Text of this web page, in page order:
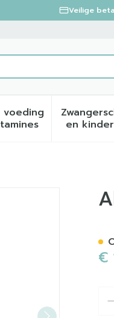
Veilige
Schoonheid,
voeding
Toon submenu voor
en
€